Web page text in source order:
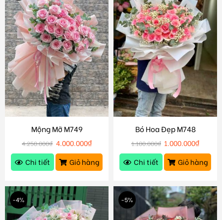
Mộng Mỡ M749
4.250.000₫ 4.000.000₫
Chi tiết
Giỏ hàng
Bó Hoa Đẹp M748
1.100.000₫ 1.000.000₫
Chi tiết
Giỏ hàng
-4% -5%